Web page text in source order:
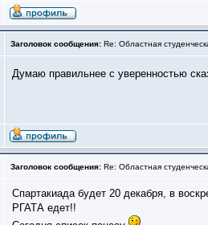
Заголовок сообщения: Re: Областная
Думаю правильнее с уверенностью
Заголовок сообщения: Re: Областная
Спартакиада будет 20 декабря, в
РГАТА едет!!